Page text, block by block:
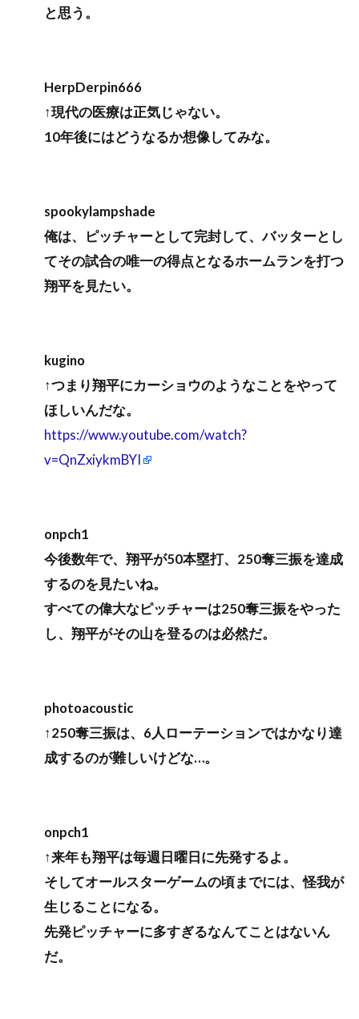
と思う。
HerpDerpin666
↑現代の医療は正気じゃない。
10年後にはどうなるか想像してみな。
spookylampshade
俺は、ピッチャーとして完封して、バッターとし
てその試合の唯一の得点となるホームランを打つ
翔平を見たい。
kugino
↑つまり翔平にカーショウのようなことをやって
ほしいんだな。
https://www.youtube.com/watch?
v=QnZxiykmBYI
onpch1
今後数年で、翔平が50本塁打、250奪三振を達成
するのを見たいね。
すべての偉大なピッチャーは250奪三振をやった
し、翔平がその山を登るのは必然だ。
photoacoustic
↑250奪三振は、6人ローテーションではかなり達
成するのが難しいけどな…。
onpch1
↑来年も翔平は毎週日曜日に先発するよ。
そしてオールスターゲームの頃までには、怪我が
生じることになる。
先発ピッチャーに多すぎるなんてことはないん
だ。